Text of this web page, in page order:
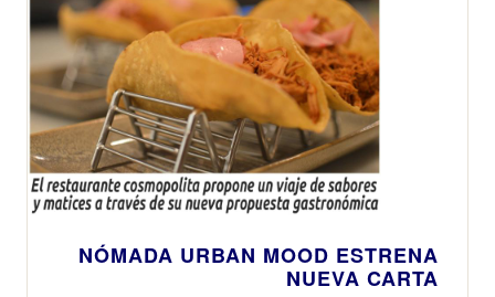
NÓMADA URBAN MOOD ESTRENA
NUEVA CARTA